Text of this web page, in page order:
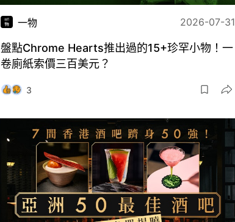
一物 2026-07-31
盤點Chrome Hearts推出過的15+珍罕小物！一
卷廁紙索價三百美元？
3